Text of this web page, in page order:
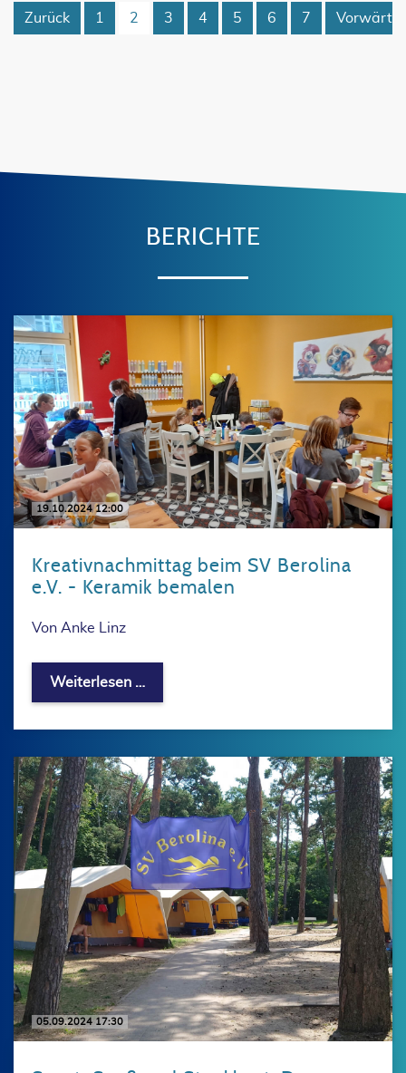
Zurück 1 2 3 4 5 6 7 Vorwärts
BERICHTE
19.10.2024 12:00
Kreativnachmittag beim SV Berolina
e.V. - Keramik bemalen
Von Anke Linz
Weiterlesen …
05.09.2024 17:30